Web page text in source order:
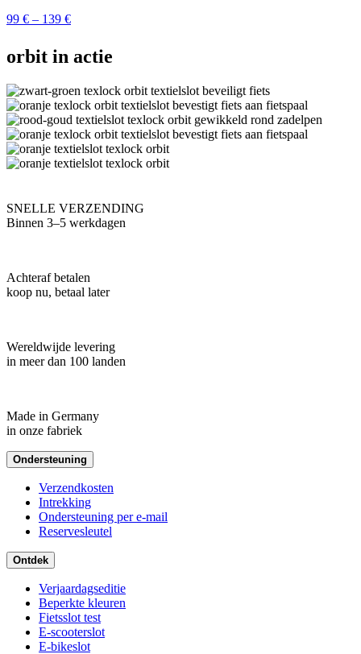
99 € – 139 €Prijsklasse:
139 €
orbit in actie
SNELLE VERZENDING
Binnen 3–5 werkdagen
Achteraf betalen
koop nu, betaal later
Wereldwijde levering
in meer dan 100 landen
Made in Germany
in onze fabriek
Ondersteuning
Verzendkosten
Intrekking
Ondersteuning per e-mail
Reservesleutel
Ontdek
Verjaardagseditie
Beperkte kleuren
Fietsslot test
E-scooterslot
E-bikeslot